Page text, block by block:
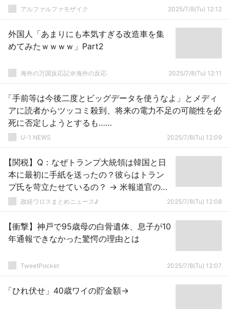
アルファルファモザイク 2025/7/8(Tu) 12:12
外国人「あまりにも本気すぎる改造車を集
めてみたｗｗｗｗ」Part2
海外の万国反応記＠海外の反応 2025/7/8(Tu) 12:11
「手前等は今後二度とビッグデータを使うなよ」とメディ
アに読者からツッコミ殺到、将来の電力不足の可能性を必
死に否定しようとするも……
U-1 NEWS 2025/7/8(Tu) 12:09
【関税】Q：なぜトランプ大統領は韓国と日
本に最初に手紙を送ったの？彼らはトラン
プ氏を苛立たせているの？ → 米報道官の回
答が衝撃的だとネットで話題に → ｗｗｗｗ
政経ワロスまとめニュース♪ 2025/7/8(Tu) 12:08
【衝撃】神戸で95歳母の白骨遺体、息子が10
年通報できなかった驚愕の理由とは
TweetPocket 2025/7/8(Tu) 12:07
「ひれ伏せ」40歳ワイの貯金額→